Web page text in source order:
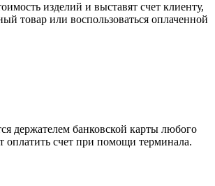
изделий и выставят счет клиенту,
товар или воспользоваться оплаченной
держателем банковской карты любого
оплатить счет при помощи терминала.